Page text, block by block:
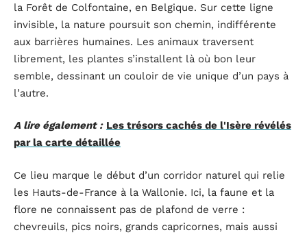
la Forêt de Colfontaine, en Belgique. Sur cette ligne
invisible, la nature poursuit son chemin, indifférente
aux barrières humaines. Les animaux traversent
librement, les plantes s’installent là où bon leur
semble, dessinant un couloir de vie unique d’un pays à
l’autre.
A lire également : Les trésors cachés de l'Isère révélés
par la carte détaillée
Ce lieu marque le début d’un corridor naturel qui relie
les Hauts-de-France à la Wallonie. Ici, la faune et la
flore ne connaissent pas de plafond de verre :
chevreuils, pics noirs, grands capricornes, mais aussi